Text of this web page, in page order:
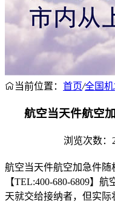
当前位置： 首页/全国
航空当天件航空
浏览次数：
航空当天件航空加急件随
【TEL:400-680-6809】
天就交给接纳者，但实